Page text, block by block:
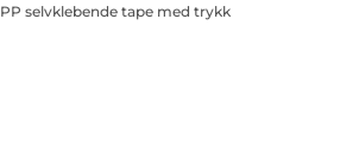
PP selvklebende tape med trykk